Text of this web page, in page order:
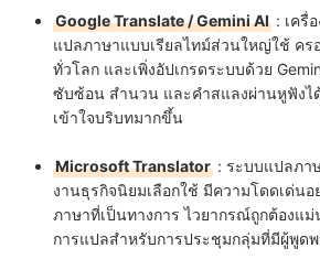
Google Translate / Gemini AI : เครื่
แปลภาษาแบบเรียลไทม์ส่วนใหญ่ใช้ ค
ทั่วโลก และเพิ่งอัปเกรดระบบด้วย
ซับซ้อน สำนวน และคำสแลงผ่านหูฟังไ
เข้าใจบริบทมากขึ้น
Microsoft Translator : ระบบแปลภา
งานธุรกิจนิยมเลือกใช้ มีความโดดเด่นอ
ภาษาที่เป็นทางการ ไวยากรณ์ถูกต้องแ
การแปลสำหรับการประชุมกลุ่มที่มีผู้พูด